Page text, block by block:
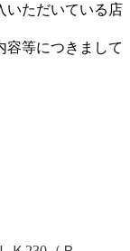
いただいている店
容等につきまして